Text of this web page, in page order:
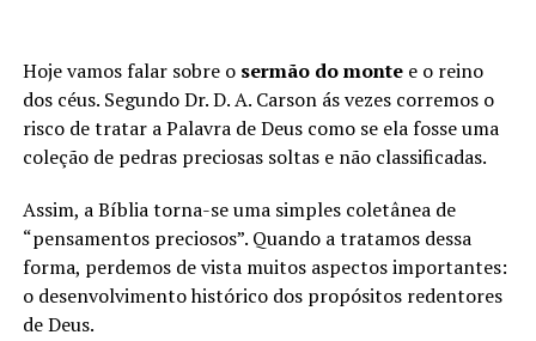
Hoje vamos falar sobre osermão do montee o reino
dos céus. Segundo Dr. D. A. Carson ás vezes corremos o
risco de tratar a Palavra de Deus como se ela fosse uma
coleção de pedras preciosas soltas e não classificadas.
Assim, a Bíblia torna-se uma simples coletânea de
“pensamentos preciosos”. Quando a tratamos dessa
forma, perdemos de vista muitos aspectos importantes:
o desenvolvimento histórico dos propósitos redentores
de Deus.